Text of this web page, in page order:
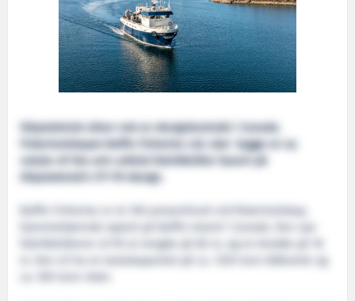
Skipsteknisk sikrer nok en designkontrakt i Canada.
Fiskeriselskapet Baffin Fisheries Ltd. skal bygge en ny
«state-of-the art» arktisk fabrikktråler basert på
Skipsteknisk’s ST-119 design.
Baffin Fisheries er et 100 prosentinuit-eid fiskeriselskap,
hjemmehørende Iqaluit på Baffin Island i Canada. Den nye
fabrikktråleren vil få en lengde på 80 m, og en bredde på 18
m. Den vil ha en lastekapasitet på ca. 1320 tonn blåkveite og